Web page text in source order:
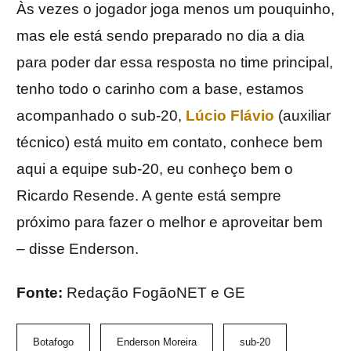
Às vezes o jogador joga menos um pouquinho,
mas ele está sendo preparado no dia a dia
para poder dar essa resposta no time principal,
tenho todo o carinho com a base, estamos
acompanhado o sub-20, Lúcio Flávio (auxiliar
técnico) está muito em contato, conhece bem
aqui a equipe sub-20, eu conheço bem o
Ricardo Resende. A gente está sempre
próximo para fazer o melhor e aproveitar bem
– disse Enderson.
Fonte: Redação FogãoNET e GE
Botafogo Enderson Moreira sub-20